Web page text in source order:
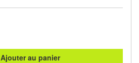
Ajouter au panier